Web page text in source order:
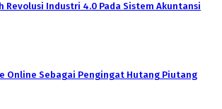
Revolusi Industri 4.0 Pada Sistem Akuntansi
Online Sebagai Pengingat Hutang Piutang